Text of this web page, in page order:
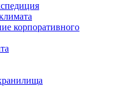
корпоративного